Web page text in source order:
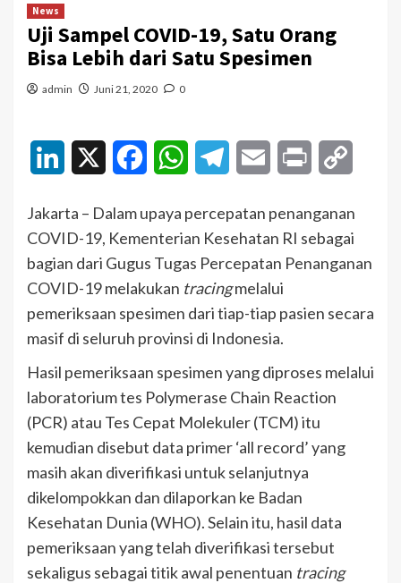
News
Uji Sampel COVID-19, Satu Orang
Bisa Lebih dari Satu Spesimen
admin Juni 21, 2020 0
LinkedIn FacebookWhatsAppTelegramEmail Print
Jakarta – Dalam upaya percepatan penanganan
COVID-19, Kementerian Kesehatan RI sebagai
bagian dari Gugus Tugas Percepatan Penanganan
COVID-19 melakukan tracingmelalui
pemeriksaan spesimen dari tiap-tiap pasien secara
masif di seluruh provinsi di Indonesia.
Hasil pemeriksaan spesimen yang diproses melalui
laboratorium tes Polymerase Chain Reaction
(PCR) atau Tes Cepat Molekuler (TCM) itu
kemudian disebut data primer ‘all record’ yang
masih akan diverifikasi untuk selanjutnya
dikelompokkan dan dilaporkan ke Badan
Kesehatan Dunia (WHO). Selain itu, hasil data
pemeriksaan yang telah diverifikasi tersebut
sekaligus sebagai titik awal penentuan tracing